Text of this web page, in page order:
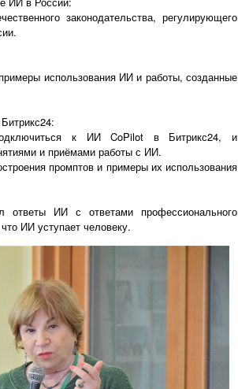
законодательства, регулирующего
использования ИИ и работы, созданные
к ИИ CoPilot в Битрикс24, и
и приёмами работы с ИИ.
промптов и примеры их использования
ИИ с ответами профессионального
ИИ уступает человеку.